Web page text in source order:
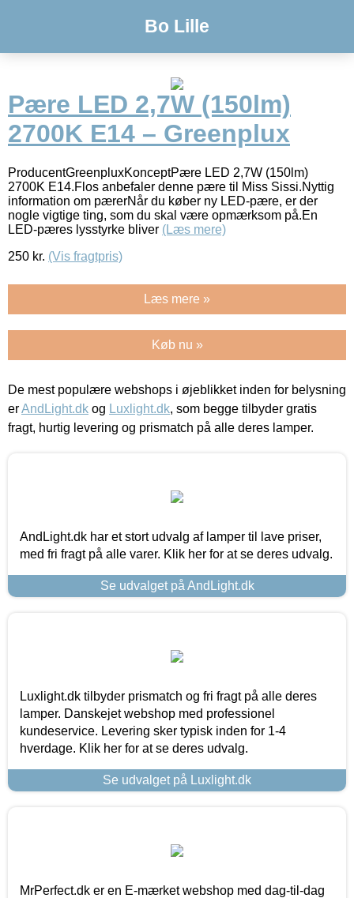
Bo Lille
Pære LED 2,7W (150lm)
2700K E14 – Greenplux
ProducentGreenpluxKonceptPære LED 2,7W (150lm)
2700K E14.Flos anbefaler denne pære til Miss Sissi.Nyttig
information om pærerNår du køber ny LED-pære, er der
nogle vigtige ting, som du skal være opmærksom på.En
LED-pæres lysstyrke bliver (Læs mere)
250 kr. (Vis fragtpris)
Læs mere »
Køb nu »
De mest populære webshops i øjeblikket inden for belysning
erAndLight.dk og Luxlight.dk, som begge tilbyder gratis
fragt, hurtig levering og prismatch på alle deres lamper.
AndLight.dk har et stort udvalg af lamper til lave priser,
med fri fragt på alle varer. Klik her for at se deres udvalg.
Se udvalget på AndLight.dk
Luxlight.dk tilbyder prismatch og fri fragt på alle deres
lamper. Danskejet webshop med professionel
kundeservice. Levering sker typisk inden for 1-4
hverdage. Klik her for at se deres udvalg.
Se udvalget på Luxlight.dk
MrPerfect.dk er en E-mærket webshop med dag-til-dag